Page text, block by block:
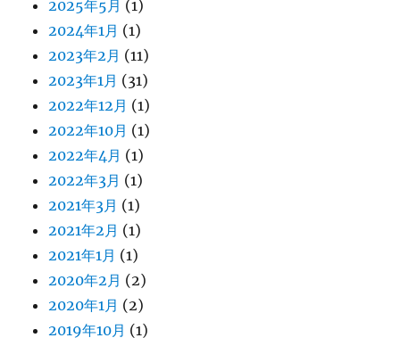
2025年5月 (1)
2024年1月 (1)
2023年2月 (11)
2023年1月 (31)
2022年12月 (1)
2022年10月 (1)
2022年4月 (1)
2022年3月 (1)
2021年3月 (1)
2021年2月 (1)
2021年1月 (1)
2020年2月 (2)
2020年1月 (2)
2019年10月 (1)